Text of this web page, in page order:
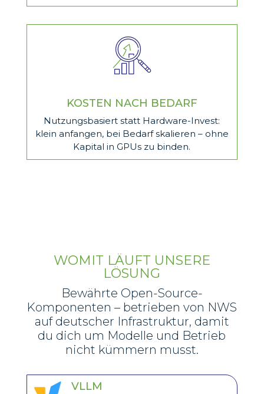
KOSTEN NACH BEDARF
Nutzungsbasiert statt Hardware-Invest:
klein anfangen, bei Bedarf skalieren – ohne
Kapital in GPUs zu binden.
WOMIT LÄUFT UNSERE
LÖSUNG
Bewährte Open-Source-
Komponenten – betrieben von NWS
auf deutscher Infrastruktur, damit
du dich um Modelle und Betrieb
nicht kümmern musst.
VLLM